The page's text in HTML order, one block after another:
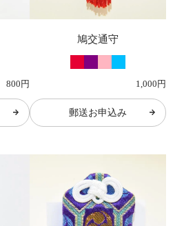
800円
鳩交通守
1,000円
郵送お申込み